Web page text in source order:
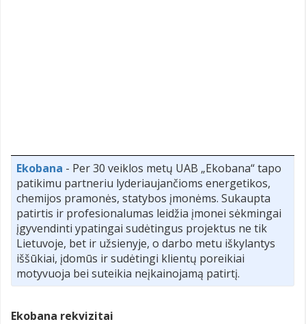
Ekobana - Per 30 veiklos metų UAB „Ekobana“ tapo
patikimu partneriu lyderiaujančioms energetikos,
chemijos pramonės, statybos įmonėms. Sukaupta
patirtis ir profesionalumas leidžia įmonei sėkmingai
įgyvendinti ypatingai sudėtingus projektus ne tik
Lietuvoje, bet ir užsienyje, o darbo metu iškylantys
iššūkiai, įdomūs ir sudėtingi klientų poreikiai
motyvuoja bei suteikia neįkainojamą patirtį.
Ekobana rekvizitai